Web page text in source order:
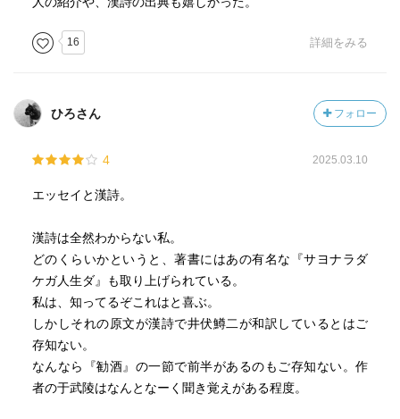
また、小津さんの本業の俳句のような定型詩も「フレー
てイメージとかテキストだとか、マテリアルだとかテクニ
ックとかいったレイアーを重ねていく遊びだと述べられて
そうか、詩は自由だ。
そこには言葉の壁や文字の数といった制限はあるけれど、
っている。と教えていただいた。
この翻訳も素敵
↓
目を編むのになぜたった一本の糸を材料とするのだろう
骨組みがきれいで 君のしわざとは信じがたく
秋の寒さに露をつらねて 珠玉をとおした紐となり
風の払った花をくっつけ 綾絹の帷みたいにゆれる
殷の湯王を思えば 抜け道を残しておくのが理想だ
16 詳細をみる
ひろさん フォロー
4 2025.03.10
エッセイと漢詩。
漢詩は全然わからない私。
どのくらいかというと、著書にはあの有名な『サヨナラダ
ケガ人生ダ』も取り上げられている。
私は、知ってるぞこれはと喜ぶ。
しかしそれの原文が漢詩で井伏鱒二が和訳しているとはご
存知ない。
なんなら『勧酒』の一節で前半があるのもご存知ない。作
者の于武陵はなんとなーく聞き覚えがある程度。